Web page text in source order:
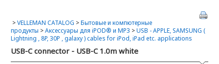
>VELLEMAN CATALOG >Бытовые и компютерные
продукты >Аксессуары для iPOD® и MP3 >USB - APPLE, SAMSUNG (
Lightning , 8P, 30P , galaxy ) cables for iPod, iPad etc. applications
USB-C connector - USB-C 1.0m white